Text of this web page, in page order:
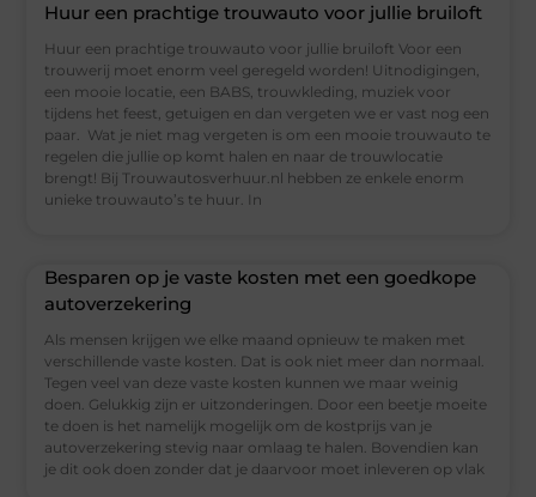
Huur een prachtige trouwauto voor jullie bruiloft
Huur een prachtige trouwauto voor jullie bruiloft Voor een
trouwerij moet enorm veel geregeld worden! Uitnodigingen,
een mooie locatie, een BABS, trouwkleding, muziek voor
tijdens het feest, getuigen en dan vergeten we er vast nog een
paar. Wat je niet mag vergeten is om een mooie trouwauto te
regelen die jullie op komt halen en naar de trouwlocatie
brengt! Bij Trouwautosverhuur.nl hebben ze enkele enorm
unieke trouwauto’s te huur. In
Besparen op je vaste kosten met een goedkope
autoverzekering
Als mensen krijgen we elke maand opnieuw te maken met
verschillende vaste kosten. Dat is ook niet meer dan normaal.
Tegen veel van deze vaste kosten kunnen we maar weinig
doen. Gelukkig zijn er uitzonderingen. Door een beetje moeite
te doen is het namelijk mogelijk om de kostprijs van je
autoverzekering stevig naar omlaag te halen. Bovendien kan
je dit ook doen zonder dat je daarvoor moet inleveren op vlak